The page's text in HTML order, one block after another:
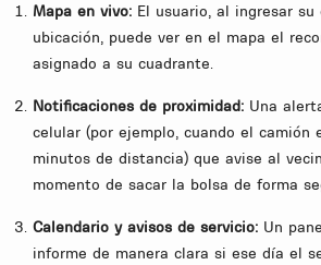
Mapa en vivo: El usuario, al ingresar
ubicación, puede ver en el mapa el
asignado a su cuadrante.
Notificaciones de proximidad: Una
celular (por ejemplo, cuando el camión
minutos de distancia) que avise al
momento de sacar la bolsa de forma
Calendario y avisos de servicio: Un
informe de manera clara si ese día el